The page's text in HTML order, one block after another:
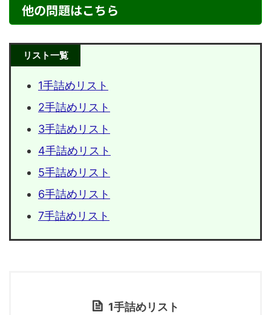
他の問題はこちら
リスト一覧
1手詰めリスト
2手詰めリスト
3手詰めリスト
4手詰めリスト
5手詰めリスト
6手詰めリスト
7手詰めリスト
1手詰めリスト